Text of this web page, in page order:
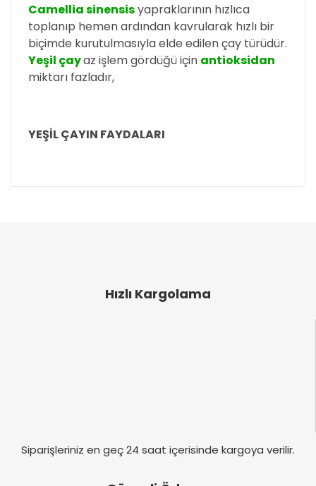
Camellia sinensisyapraklarının hızlıca
toplanıp hemen ardından kavrularak hızlı bir
biçimde kurutulmasıyla elde edilen çay türüdür.
Yeşil çayaz işlem gördüğü için antioksidan
miktarı fazladır,
YEŞİL ÇAYIN FAYDALARI
Bu ürünün fiyat bilgisi, resim, ürün açıklamalarında
Ürün bilgilerinde hatalar bulunuyor.
Hızlı Kargolama
Siparişleriniz en geç 24 saat içerisinde kargoya verilir.